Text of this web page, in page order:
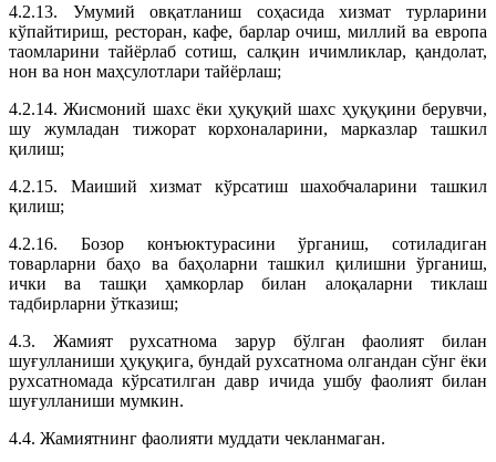
4.2.13. Умумий овқатланиш соҳасида хизмат турларини
кўпайтириш, ресторан, кафе, барлар очиш, миллий ва европа
таомларини тайёрлаб сотиш, салқин ичимликлар, қандолат,
нон ва нон маҳсулотлари тайёрлаш;
4.2.14. Жисмоний шахс ёки ҳуқуқий шахс ҳуқуқини берувчи,
шу жумладан тижорат корхоналарини, марказлар ташкил
қилиш;
4.2.15. Маиший хизмат кўрсатиш шахобчаларини ташкил
қилиш;
4.2.16. Бозор конъюктурасини ўрганиш, сотиладиган
товарларни баҳо ва баҳоларни ташкил қилишни ўрганиш,
ички ва ташқи ҳамкорлар билан алоқаларни тиклаш
тадбирларни ўтказиш;
4.3. Жамият рухсатнома зарур бўлган фаолият билан
шуғулланиши ҳуқуқига, бундай рухсатнома олгандан сўнг ёки
рухсатномада кўрсатилган давр ичида ушбу фаолият билан
шуғулланиши мумкин.
4.4. Жамиятнинг фаолияти муддати чекланмаган.